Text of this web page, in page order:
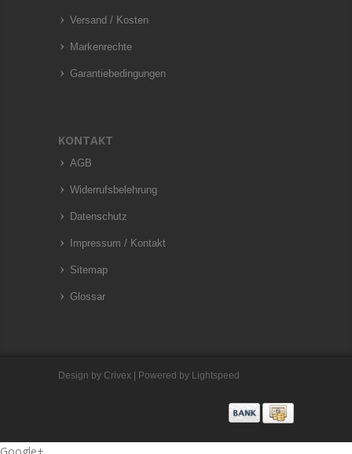
Versand / Kosten
Markenrechte
Garantiebedingungen
KONTAKT
AGB
Widerrufsbelehrung
Datenschutz
Impressum / Kontakt
Sitemap
Glossar
Design by Crivex | Powered by Lightspeed
Google+